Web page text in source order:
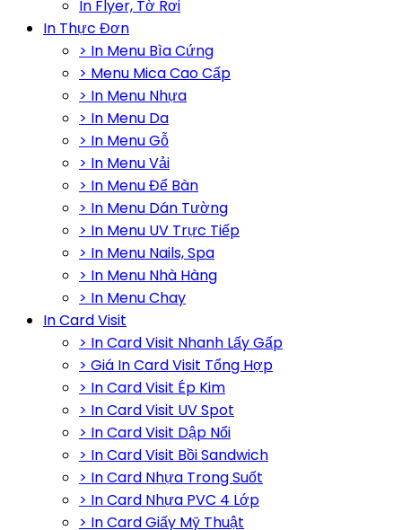
In Flyer, Tờ Rơi
In Thực Đơn
> In Menu Bìa Cứng
> Menu Mica Cao Cấp
> In Menu Nhựa
> In Menu Da
> In Menu Gỗ
> In Menu Vải
> In Menu Để Bàn
> In Menu Dán Tường
> In Menu UV Trực Tiếp
> In Menu Nails, Spa
> In Menu Nhà Hàng
> In Menu Chay
In Card Visit
> In Card Visit Nhanh Lấy Gấp
> Giá In Card Visit Tổng Hợp
> In Card Visit Ép Kim
> In Card Visit UV Spot
> In Card Visit Dập Nổi
> In Card Visit Bồi Sandwich
> In Card Nhựa Trong Suốt
> In Card Nhựa PVC 4 Lớp
> In Card Giấy Mỹ Thuật